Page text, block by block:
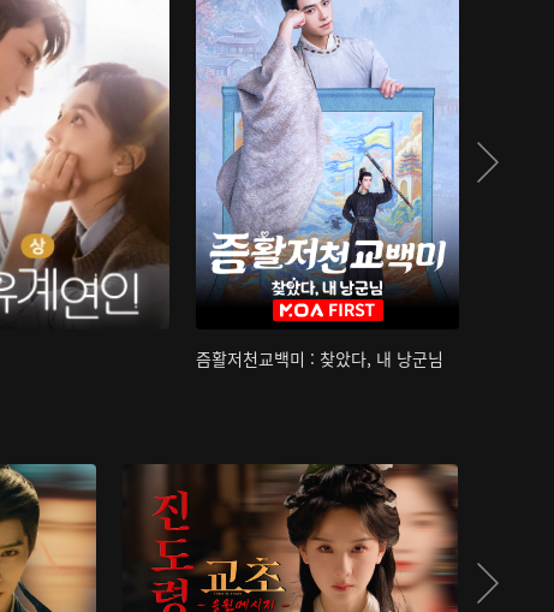
즘활저천교백미 : 찾았다, 내 낭군님